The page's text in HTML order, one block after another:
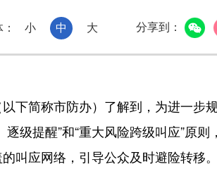
小 中 大 分享到：
简称市防办）了解到，为进一步
级提醒”和“重大风险跨级叫应”原
叫应网络，引导公众及时避险转移。